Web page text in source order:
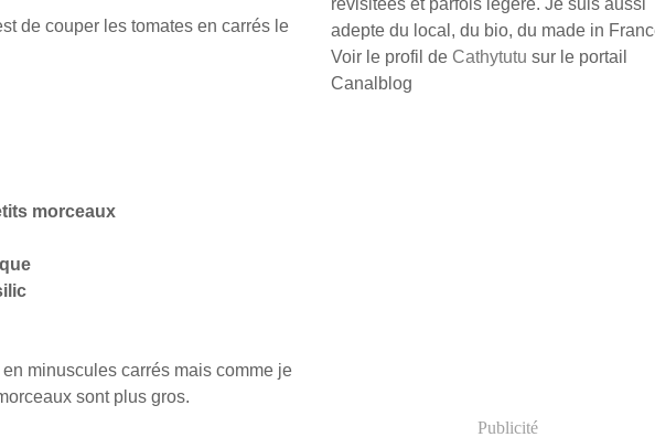
de couper les tomates en carrés le
morceaux
minuscules carrés mais comme je
sont plus gros.
revisitées et parfois légère. Je suis aussi
adepte du local, du bio, du made in
Voir le profil de Cathytutu sur le portail
Canalblog
Publicité